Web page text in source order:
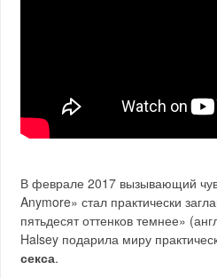
В феврале 2017 вызывающий
Anymore» стал практически
пятьдесят оттенков темнее»
Halsey подарила миру
секса.